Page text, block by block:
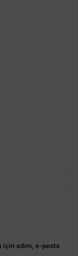
için adım, e-posta